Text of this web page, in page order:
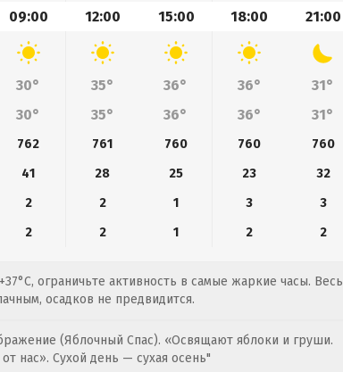
09:00 12:00 15:00 18:00 21:00
30° 35° 36° 36°
31°
30° 35° 36° 36° 31°
762 761 760 760
760
41 28 25 23
32
2 2 1 3
3
2 2 1 2 2
ограничьте активность в самые жаркие часы. Весь
осадков не предвидится.
(Яблочный Спас). «Освящают яблоки и груши.
нас». Сухой день — сухая осень"